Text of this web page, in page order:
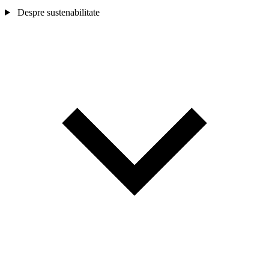
Despre sustenabilitate